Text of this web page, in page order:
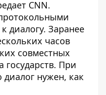
CNN.
диалогу. Заранее
часов
совместных
государств. При
диалог нужен, как